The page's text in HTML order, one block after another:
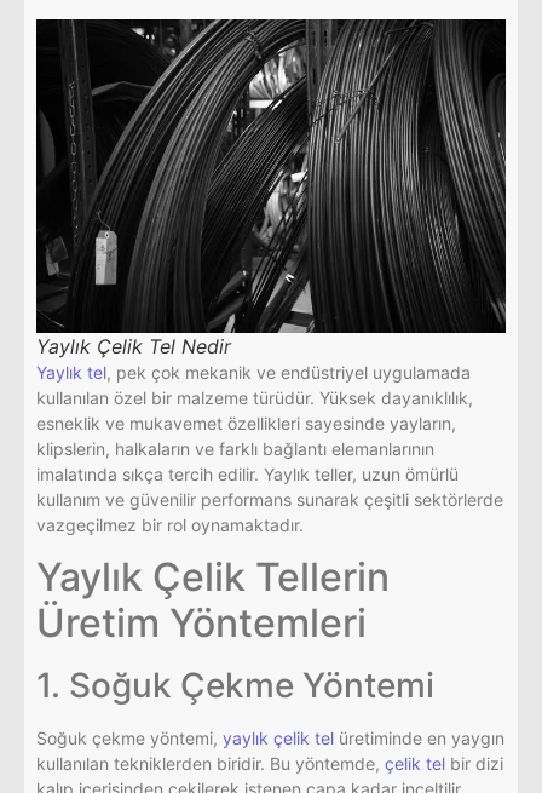
Yaylık Çelik Tel Nedir
Yaylık tel, pek çok mekanik ve endüstriyel uygulamada
kullanılan özel bir malzeme türüdür. Yüksek dayanıklılık,
esneklik ve mukavemet özellikleri sayesinde yayların,
klipslerin, halkaların ve farklı bağlantı elemanlarının
imalatında sıkça tercih edilir. Yaylık teller, uzun ömürlü
kullanım ve güvenilir performans sunarak çeşitli sektörlerde
vazgeçilmez bir rol oynamaktadır.
Yaylık Çelik Tellerin
Üretim Yöntemleri
1. Soğuk Çekme Yöntemi
Soğuk çekme yöntemi, yaylık çelik tel üretiminde en yaygın
kullanılan tekniklerden biridir. Bu yöntemde, çelik tel bir dizi
kalıp içerisinden çekilerek istenen çapa kadar inceltilir.